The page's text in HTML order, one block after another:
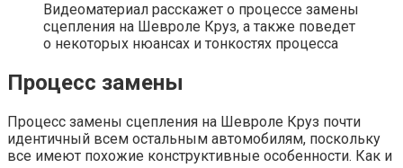
Видеоматериал расскажет о процессе замены
сцепления на Шевроле Круз, а также поведет
о некоторых нюансах и тонкостях процесса
Процесс замены
Процесс замены сцепления на Шевроле Круз почти
идентичный всем остальным автомобилям, поскольку
все имеют похожие конструктивные особенности. Как и